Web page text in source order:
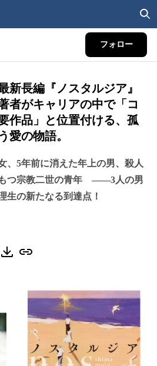
フォロー
新長編『ノスタルジア』
者がキャリアの中で「コ
作品」と位置付ける、孤
愛の物語。
、5年前に消えた年上の男、殺人
つ宗教二世の青年 ――3人の男
生の新たなる到達点！